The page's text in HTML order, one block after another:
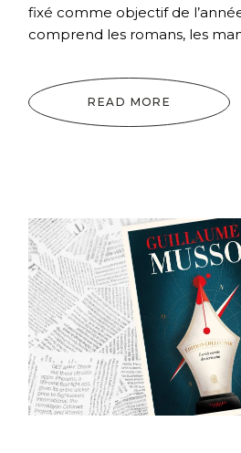
fixé comme objectif de
comprend les romans, les
READ MORE